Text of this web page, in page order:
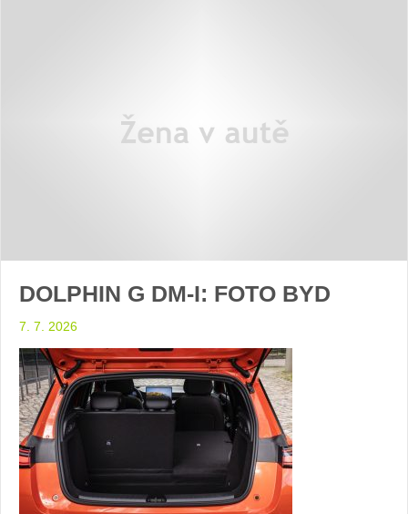
DOLPHIN G DM-I: FOTO BYD
7. 7. 2026